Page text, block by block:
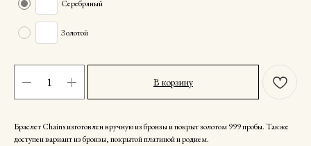
Серебряный
Золотой
В корзину
Браслет Chains изготовлен вручную из бронзы и покрыт золотом 999 пробы. Также
доступен вариант из бронзы, покрытой платиной и родием.